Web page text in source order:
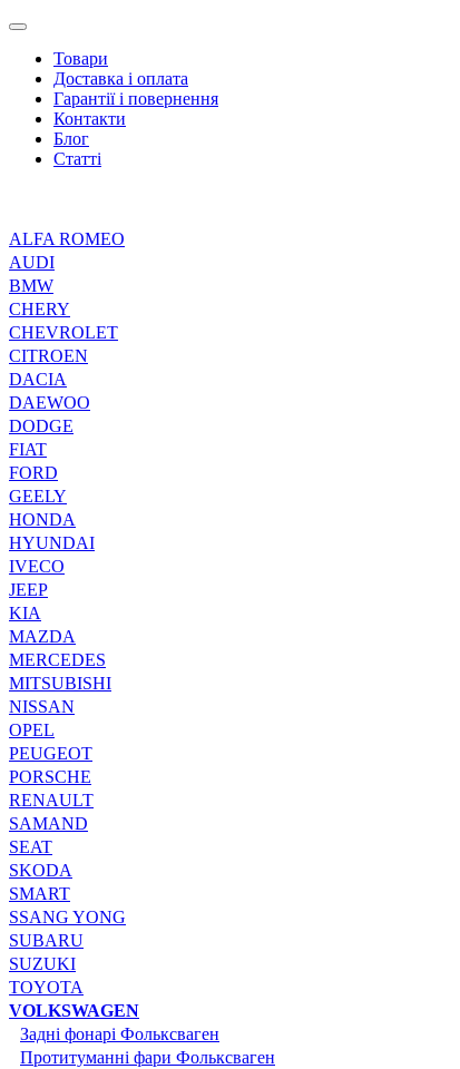
Товари
Доставка і оплата
Гарантії і повернення
Контакти
Блог
Статті
ALFA ROMEO
AUDI
BMW
CHERY
CHEVROLET
CITROEN
DACIA
DAEWOO
DODGE
FIAT
FORD
GEELY
HONDA
HYUNDAI
IVECO
JEEP
KIA
MAZDA
MERCEDES
MITSUBISHI
NISSAN
OPEL
PEUGEOT
PORSCHE
RENAULT
SAMAND
SEAT
SKODA
SMART
SSANG YONG
SUBARU
SUZUKI
TOYOTA
VOLKSWAGEN
Задні фонарі Фольксваген
Протитуманні фари Фольксваген